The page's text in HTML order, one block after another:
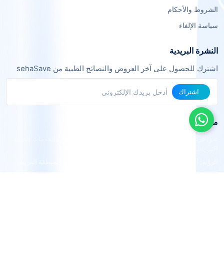
الشروط والأحكام
سياسة الإلغاء
النشرة البريدية
اشترك للحصول على آخر العروض والنصائح الطبية من sehaSave
اشتراك
من نحن